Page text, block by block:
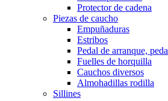
Protector de cadena
Piezas de caucho
Empuñaduras
Estribos
Pedal de arranque,
Fuelles de horquilla
Cauchos diversos
Almohadillas rodilla
Sillines